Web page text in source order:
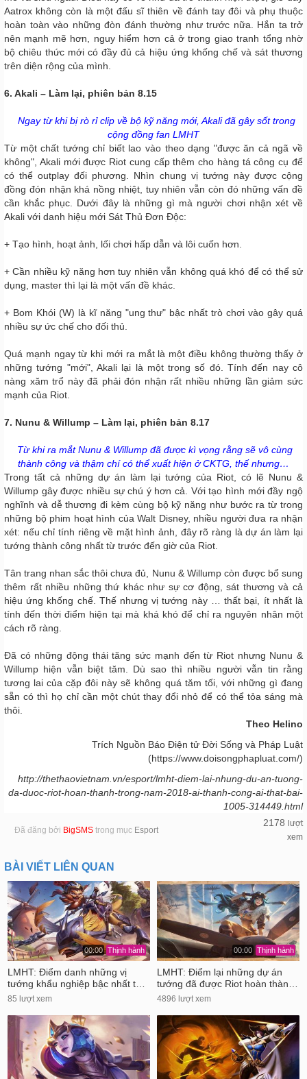
Aatrox không còn là một đấu sĩ thiên về đánh tay đôi và phụ thuộc
hoàn toàn vào những đòn đánh thường như trước nữa. Hắn ta trở
nên mạnh mẽ hơn, nguy hiểm hơn cả ở trong giao tranh tổng nhờ
bộ chiêu thức mới có đầy đủ cả hiệu ứng khống chế và sát thương
trên diện rộng của mình.
6. Akali – Làm lại, phiên bản 8.15
Ngay từ khi bị rò rỉ clip về bộ kỹ năng mới, Akali đã gây sốt trong
cộng đồng fan LMHT
Từ một chất tướng chỉ biết lao vào theo dạng "được ăn cả ngã về
không", Akali mới được Riot cung cấp thêm cho hàng tá công cụ để
có thể outplay đối phương. Nhìn chung vị tướng này được cộng
đồng đón nhận khá nồng nhiệt, tuy nhiên vẫn còn đó những vấn đề
cần khắc phục. Dưới đây là những gì mà người chơi nhận xét về
Akali với danh hiệu mới Sát Thủ Đơn Độc:
+ Tạo hình, hoạt ảnh, lối chơi hấp dẫn và lôi cuốn hơn.
+ Cần nhiều kỹ năng hơn tuy nhiên vẫn không quá khó để có thể sử
dụng, master thì lại là một vấn đề khác.
+ Bom Khói (W) là kĩ năng "ung thư" bậc nhất trò chơi vào gây quá
nhiều sự ức chế cho đối thủ.
Quá mạnh ngay từ khi mới ra mắt là một điều không thường thấy ở
những tướng "mới", Akali lại là một trong số đó. Tính đến nay cô
nàng xăm trổ này đã phải đón nhận rất nhiều những lần giảm sức
mạnh của Riot.
7. Nunu & Willump – Làm lại, phiên bản 8.17
Từ khi ra mắt Nunu & Willump đã được kì vọng rằng sẽ vô cùng
thành công và thậm chí có thể xuất hiện ở CKTG, thế nhưng…
Trong tất cả những dự án làm lại tướng của Riot, có lẽ Nunu &
Willump gây được nhiều sự chú ý hơn cả. Với tạo hình mới đầy ngộ
nghĩnh và dễ thương đi kèm cùng bộ kỹ năng như bước ra từ trong
những bộ phim hoạt hình của Walt Disney, nhiều người đưa ra nhận
xét: nếu chỉ tính riêng về mặt hình ảnh, đây rõ ràng là dự án làm lại
tướng thành công nhất từ trước đến giờ của Riot.
Tân trang nhan sắc thôi chưa đủ, Nunu & Willump còn được bổ sung
thêm rất nhiều những thứ khác như sự cơ động, sát thương và cả
hiệu ứng khống chế. Thế nhưng vị tướng này … thất bại, ít nhất là
tính đến thời điểm hiện tại mà khá khó để chỉ ra nguyên nhân một
cách rõ ràng.
Đã có những động thái tăng sức mạnh đến từ Riot nhưng Nunu &
Willump hiện vẫn biệt tăm. Dù sao thì nhiều người vẫn tin rằng
tương lai của cặp đôi này sẽ không quá tăm tối, với những gì đang
sẵn có thì họ chỉ cần một chút thay đổi nhỏ để có thể tỏa sáng mà
thôi.
Theo Helino
Trích Nguồn Báo Điện tử Đời Sống và Pháp Luật
(https://www.doisongphapluat.com/)
http://thethaovietnam.vn/esport/lmht-diem-lai-nhung-du-an-tuong-
da-duoc-riot-hoan-thanh-trong-nam-2018-ai-thanh-cong-ai-that-bai-
1005-314449.html
Đã đăng bởi BigSMS trong mục Esport
2178 lượt
xem
BÀI VIẾT LIÊN QUAN
00:00 Thịnh hành
LMHT: Điểm danh những vị
tướng khẩu nghiệp bậc nhất t…
85 lượt xem
00:00 Thịnh hành
LMHT: Điểm lại những dự án
tướng đã được Riot hoàn thàn…
4896 lượt xem